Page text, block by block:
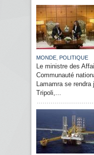
MONDE, POLITIQUE
Le ministre des
Communauté
Lamamra se
Tripoli,...